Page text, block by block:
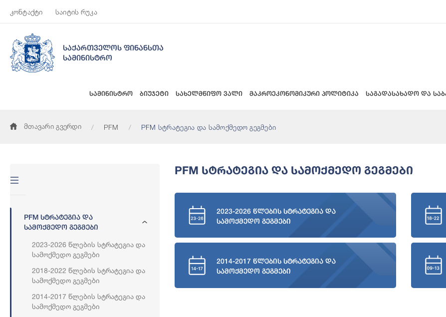
კონტაქტი საიტის რუკა
საქართველოს ფინანსთა
სამინისტრო
სამინისტრო ბიუჯეტი სახელმწიფო ვალი მაკროეკონომიკური პოლიტიკა საგადასახადო და
მთავარი გვერდი PFM PFM სტრატეგია და სამოქმედო გეგმები
PFM Სტრატეგია Და
Სამოქმედო Გეგმები
2023-2026 Წლების Სტრატეგია Და
Სამოქმედო Გეგმები
2018-2022 Წლების Სტრატეგია Და
Სამოქმედო Გეგმები
2014-2017 Წლების Სტრატეგია Და
Სამოქმედო Გეგმები
PFM Სტრატეგია Და Სამოქმედო Გეგმები
2023-2026 წლების სტრატეგია და
სამოქმედო გეგმები
2014-2017 წლების სტრატეგია და
სამოქმედო გეგმები